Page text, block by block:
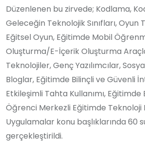
Düzenlenen bu zirvede; Kodlama,
Geleceğin Teknolojik Sınıfları, Oyun
Eğitsel Oyun, Eğitimde Mobil
Oluşturma/E-İçerik Oluşturma
Teknolojiler, Genç Yazılımcılar,
Bloglar, Eğitimde Bilinçli ve Güvenli
Etkileşimli Tahta Kullanımı, Eğitimde
Öğrenci Merkezli Eğitimde Teknoloji
Uygulamalar konu başlıklarında 60
gerçekleştirildi.